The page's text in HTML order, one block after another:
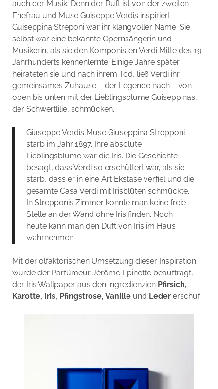
auch der Musik. Denn der Duft ist von der zweiten
Ehefrau und Muse Guiseppe Verdis inspiriert.
Guiseppina Streponi war ihr klangvoller Name. Sie
selbst war eine bekannte Opernsängerin und
Musikerin, als sie den Komponisten Verdi Mitte des 19.
Jahrhunderts kennenlernte. Einige Jahre später
heirateten sie und nach ihrem Tod, ließ Verdi ihr
gemeinsames Zuhause – der Legende nach – von
oben bis unten mit der Lieblingsblume Guiseppinas,
der Schwertlilie, schmücken.
Giuseppe Verdis Muse Giuseppina Strepponi
starb im Jahr 1897. Ihre absolute
Lieblingsblume war die Iris. Die Geschichte
besagt, dass Verdi so erschüttert war, als sie
starb, dass er in eine Art Ekstase verfiel und die
gesamte Casa Verdi mit Irisblüten schmückte.
In Strepponis Zimmer konnte man keine freie
Stelle an der Wand ohne Iris finden. Noch
heute kann man den Duft von Iris im Haus
wahrnehmen.
Mit der olfaktorischen Umsetzung dieser Inspiration
wurde der Parfümeur Jérôme Epinette beauftragt,
der Iris Wallpaper aus den Ingredienzien Pfirsich,
Karotte, Iris, Pfingstrose, Vanilleund Ledererschuf.